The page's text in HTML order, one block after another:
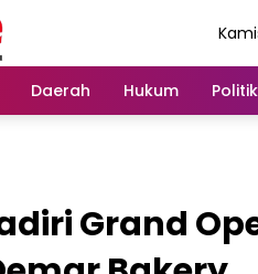
Daerah Hukum Politik
Grand